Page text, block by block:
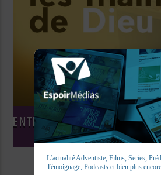
ENTRE LES MAINS DE DIEU
L’actualité Adventiste, Films, Series,
Témoignage, Podcasts et bien plus